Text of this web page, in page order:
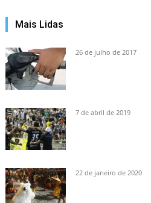
Mais Lidas
26 de julho de 2017
7 de abril de 2019
22 de janeiro de 2020